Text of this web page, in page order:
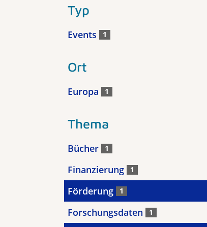
Typ
Events 1
Ort
Europa 1
Thema
Bücher 1
Finanzierung 1
Förderung 1
Forschungsdaten 1